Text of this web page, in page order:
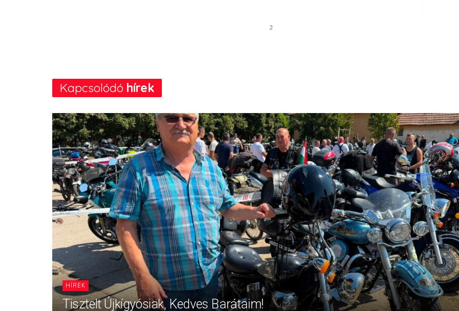
Kapcsolódó hírek
HÍREK
Tisztelt Újkígyósiak, Kedves Barátaim!